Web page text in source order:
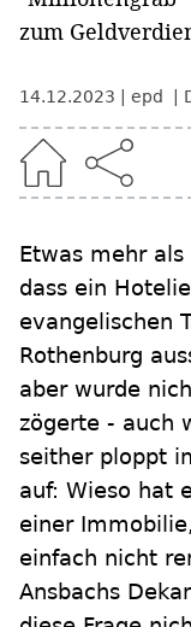
zum
14.12.2023 epd
Etwas mehr als
dass ein
evangelischen
Rothenburg
aber wurde
zögerte - auch
seither ploppt
auf: Wieso hat
einer
einfach nicht
Ansbachs